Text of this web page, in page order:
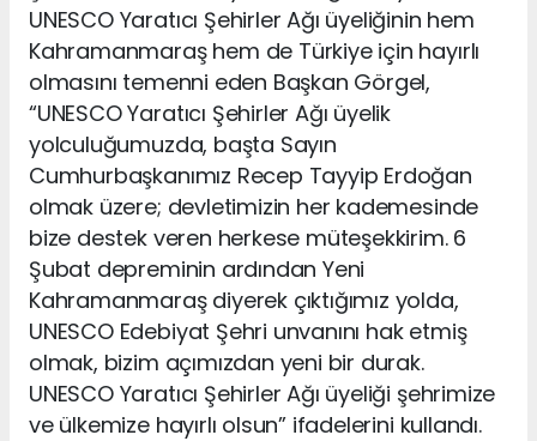
UNESCO Yaratıcı Şehirler Ağı üyeliğinin hem
Kahramanmaraş hem de Türkiye için hayırlı
olmasını temenni eden Başkan Görgel,
“UNESCO Yaratıcı Şehirler Ağı üyelik
yolculuğumuzda, başta Sayın
Cumhurbaşkanımız Recep Tayyip Erdoğan
olmak üzere; devletimizin her kademesinde
bize destek veren herkese müteşekkirim. 6
Şubat depreminin ardından Yeni
Kahramanmaraş diyerek çıktığımız yolda,
UNESCO Edebiyat Şehri unvanını hak etmiş
olmak, bizim açımızdan yeni bir durak.
UNESCO Yaratıcı Şehirler Ağı üyeliği şehrimize
ve ülkemize hayırlı olsun” ifadelerini kullandı.